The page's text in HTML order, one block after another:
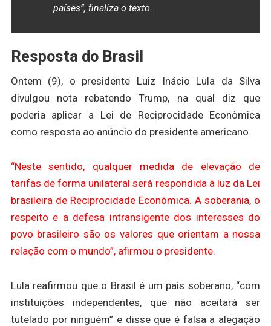
países”, finaliza o texto.
Resposta do Brasil
Ontem (9), o presidente Luiz Inácio Lula da Silva
divulgou nota rebatendo Trump, na qual diz que
poderia aplicar a Lei de Reciprocidade Econômica
como resposta ao anúncio do presidente americano.
“Neste sentido, qualquer medida de elevação de
tarifas de forma unilateral será respondida à luz da Lei
brasileira de Reciprocidade Econômica. A soberania, o
respeito e a defesa intransigente dos interesses do
povo brasileiro são os valores que orientam a nossa
relação com o mundo”, afirmou o presidente.
Lula reafirmou que o Brasil é um país soberano, “com
instituições independentes, que não aceitará ser
tutelado por ninguém” e disse que é falsa a alegação